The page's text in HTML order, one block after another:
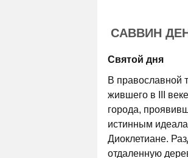
САВВИН
Святой дня
В православной
жившего в III
города,
истинным
Диоклетиане.
отдаленную